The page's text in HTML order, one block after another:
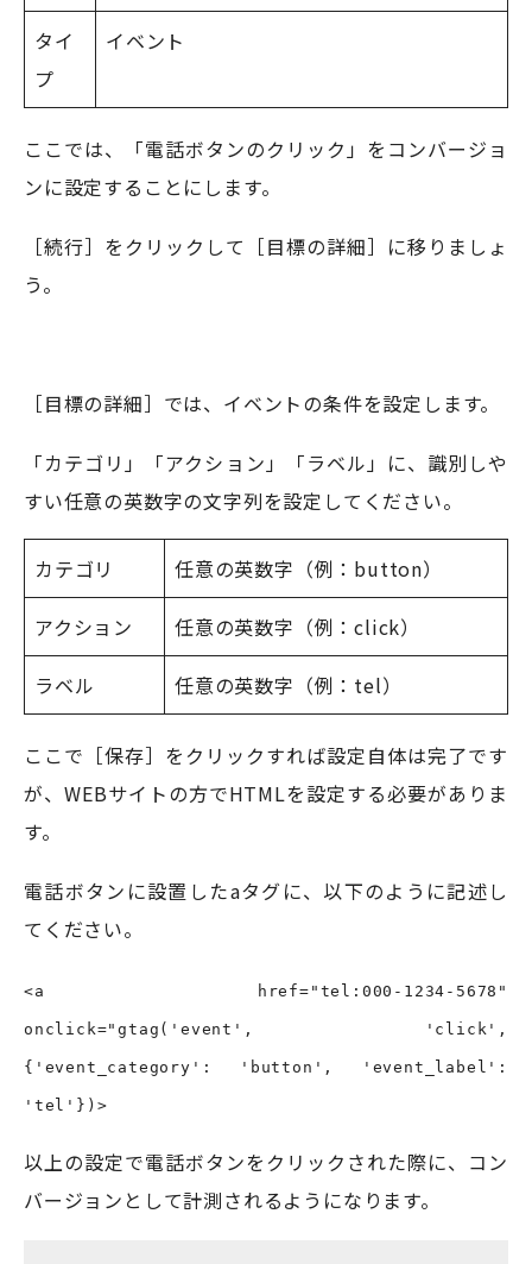
タイ
プ
イベント
ここでは、「電話ボタンのクリック」をコンバージョ
ンに設定することにします。
［続行］をクリックして［目標の詳細］に移りましょ
う。
［目標の詳細］では、イベントの条件を設定します。
「カテゴリ」「アクション」「ラベル」に、識別しや
すい任意の英数字の文字列を設定してください。
カテゴリ 任意の英数字（例：button）
アクション 任意の英数字（例：click）
ラベル 任意の英数字（例：tel）
ここで［保存］をクリックすれば設定自体は完了です
が、WEBサイトの方でHTMLを設定する必要がありま
す。
電話ボタンに設置したaタグに、以下のように記述し
てください。
<a href="tel:000-1234-5678"
onclick="gtag('event', 'click',
{'event_category': 'button', 'event_label':
'tel'})>
以上の設定で電話ボタンをクリックされた際に、コン
バージョンとして計測されるようになります。